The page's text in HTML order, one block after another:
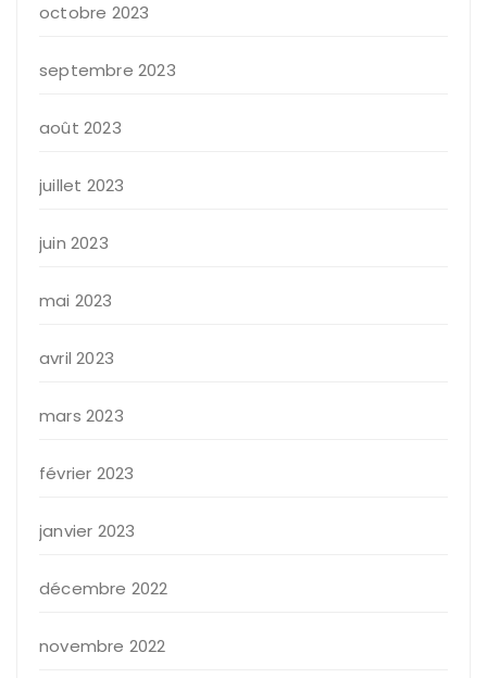
octobre 2023
septembre 2023
août 2023
juillet 2023
juin 2023
mai 2023
avril 2023
mars 2023
février 2023
janvier 2023
décembre 2022
novembre 2022